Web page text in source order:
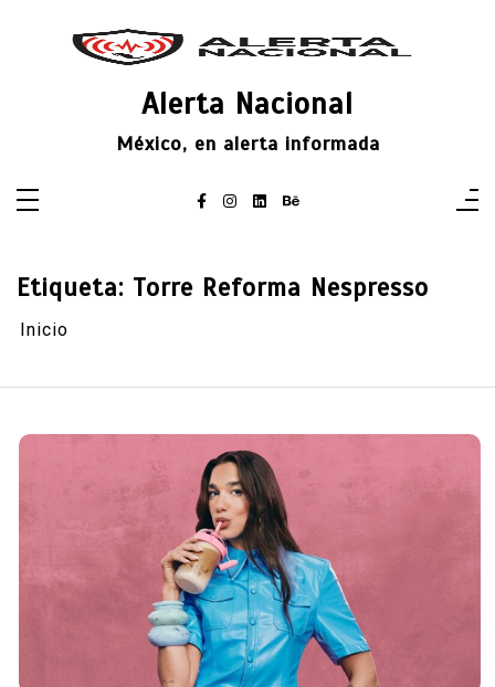
Alerta Nacional
México, en alerta informada
Etiqueta: Torre Reforma Nespresso
Inicio